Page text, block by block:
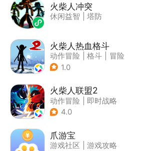
火柴人冲突
休闲益智 塔防
火柴人热血格斗
动作冒险 格斗
冒险
| 火柴人
1.0
火柴人联盟2
动作冒险
即时战略
| 冒险
4.0
爪游宝
游戏社区
游戏攻略